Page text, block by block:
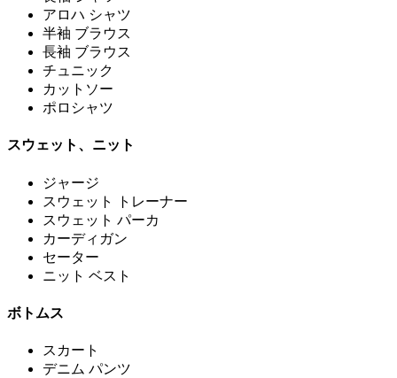
アロハ シャツ
半袖 ブラウス
長袖 ブラウス
チュニック
カットソー
ポロシャツ
スウェット、ニット
ジャージ
スウェット トレーナー
スウェット パーカ
カーディガン
セーター
ニット ベスト
ボトムス
スカート
デニム パンツ